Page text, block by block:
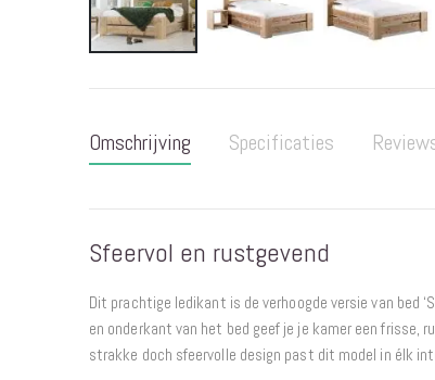
naar
begin
van
gallerij
Omschrijving
Sfeervol en rustgevend
Dit prachtige ledikant is de verhoogde versie van bed
en onderkant van het bed geef je je kamer een frisse,
strakke doch sfeervolle design past dit model in élk
Specificaties